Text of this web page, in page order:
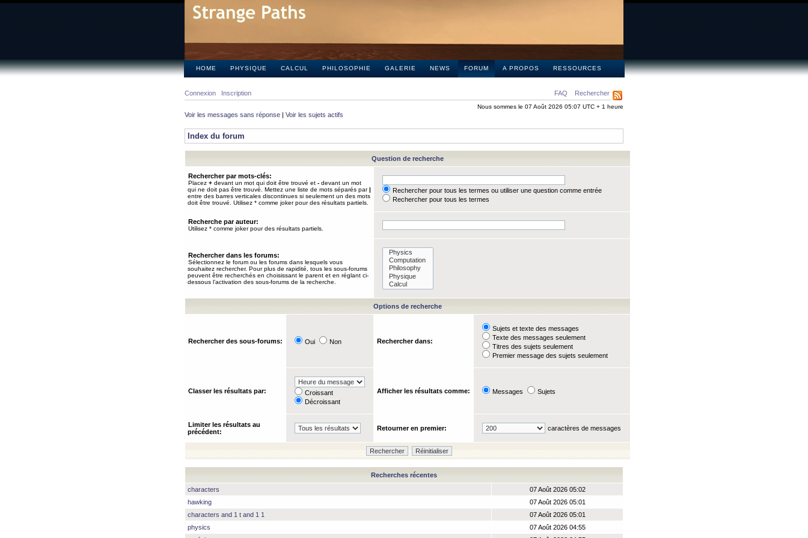
HOME PHYSIQUE CALCUL PHILOSOPHIE GALERIE NEWS FORUM A PROPOS RESSOURCES
FAQ Rechercher
Connexion Inscription
Nous sommes le 07 Août 2026 05:07 UTC + 1 heure
Voir les messages sans réponse | Voir les sujets actifs
Index du forum
Question de recherche
Rechercher par mots-clés:
Placez + devant un mot qui doit être trouvé et - devant un mot
qui ne doit pas être trouvé. Mettez une liste de mots séparés par|
entre des barres verticales discontinues si seulement un des mots
doit être trouvé. Utilisez * comme joker pour des résultats partiels.
Rechercher pour tous les termes ou utiliser une question comme entrée
Rechercher pour tous les termes
Recherche par auteur:
Utilisez * comme joker pour des résultats partiels.
Rechercher dans les forums:
Sélectionnez le forum ou les forums dans lesquels vous
souhaitez rechercher. Pour plus de rapidité, tous les sous-forums
peuvent être recherchés en choisissant le parent et en réglant ci-
dessous l’activation des sous-forums de la recherche.
Options de recherche
Rechercher des sous-forums: Oui Non Rechercher dans:
Sujets et texte des messages
Texte des messages seulement
Titres des sujets seulement
Premier message des sujets seulement
Classer les résultats par:
Croissant
Décroissant
Afficher les résultats comme: Messages Sujets
Limiter les résultats au
précédent:
Retourner en premier: caractères de messages
Recherches récentes
characters
07 Août 2026 05:02
hawking
07 Août 2026 05:01
characters and 1 t and 1 1
07 Août 2026 05:01
physics
07 Août 2026 04:55